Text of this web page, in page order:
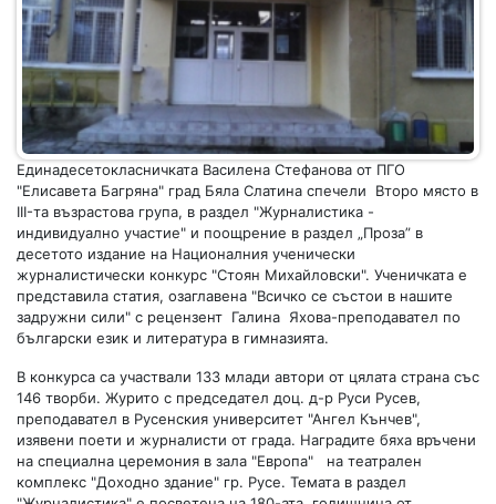
Единадесетокласничката Василена Стефанова от ПГО
"Елисавета Багряна" град Бяла Слатина спечели Второ място в
III-та възрастова група, в раздел "Журналистика -
индивидуално участие" и поощрение в раздел „Проза” в
десетото издание на Националния ученически
журналистически конкурс "Стоян Михайловски". Ученичката е
представила статия, озаглавена "Всичко се състои в нашите
задружни сили" с рецензент Галина Яхова-преподавател по
български език и литература в гимназията.
В конкурса са участвали 133 млади автори от цялата страна със
146 творби. Журито с председател доц. д-р Руси Русев,
преподавател в Русенския университет "Ангел Кънчев",
изявени поети и журналисти от града. Наградите бяха връчени
на специална церемония в зала "Европа" на театрален
комплекс "Доходно здание" гр. Русе. Темата в раздел